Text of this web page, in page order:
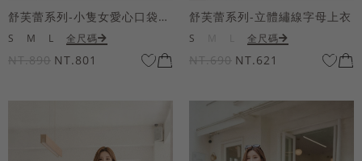
舒芙蕾系列-小隻女愛心口袋寬褲
S M L 全尺碼
NT.890 NT.801
舒芙蕾系列-立體繡線字母上衣
S 全尺碼
NT.690 NT.621